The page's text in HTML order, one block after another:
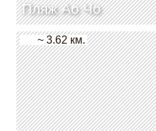
Пляж Ао Чо
~ 3.62 км.